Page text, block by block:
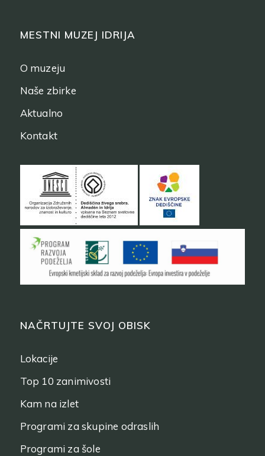
MESTNI MUZEJ IDRIJA
O muzeju
Naše zbirke
Aktualno
Kontakt
NAČRTUJTE SVOJ OBISK
Lokacije
Top 10 zanimivosti
Kam na izlet
Programi za skupine odraslih
Programi za šole